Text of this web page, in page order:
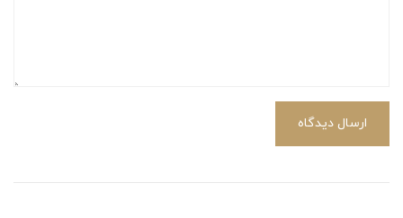
ارسال دیدگاه